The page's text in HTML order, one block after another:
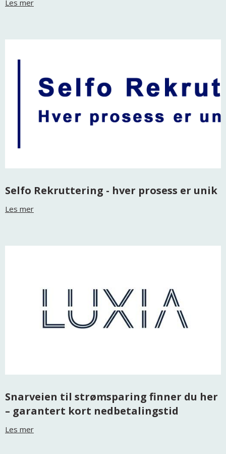
Les mer
Selfo Rekruttering - hver prosess er unik
Les mer
Snarveien til strømsparing finner du her
– garantert kort nedbetalingstid
Les mer